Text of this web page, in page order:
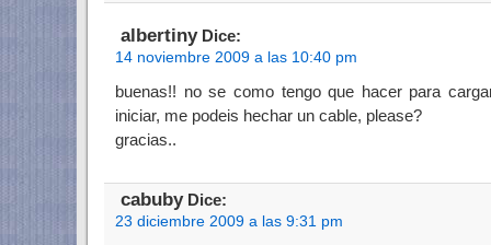
albertinyDice:
14 noviembre 2009 a las 10:40 pm
buenas!! no se como tengo que hacer para
iniciar, me podeis hechar un cable, please?
gracias..
cabubyDice:
23 diciembre 2009 a las 9:31 pm